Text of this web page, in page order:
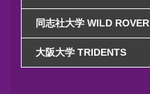
同志社大学 WILD ROVER
大阪大学 TRIDENTS